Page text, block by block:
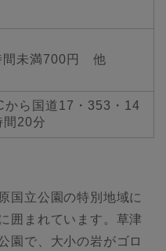
間未満700円 他
から国道17・353・14
間20分
国立公園の特別地域に
囲まれています。草津
園で、大小の岩がゴロ